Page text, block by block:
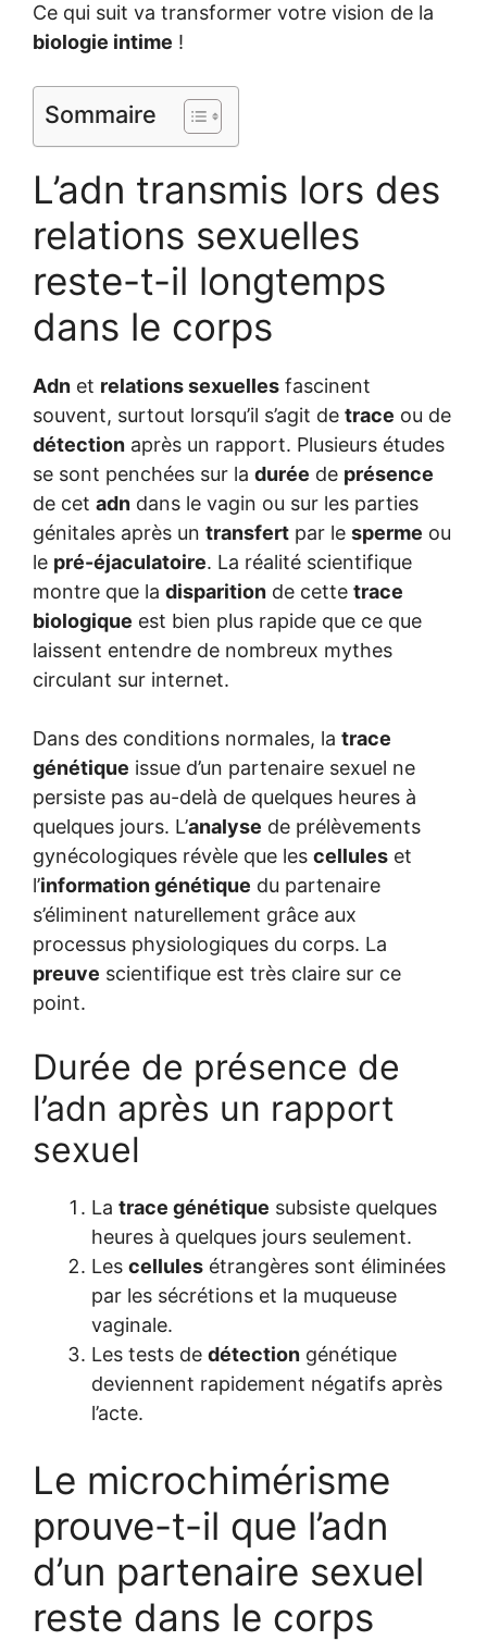
Ce qui suit va transformer votre vision de la
biologie intime !
Sommaire
L’adn transmis lors des
relations sexuelles
reste-t-il longtemps
dans le corps
Adn et relations sexuelles fascinent
souvent, surtout lorsqu’il s’agit de trace ou de
détection après un rapport. Plusieurs études
se sont penchées sur la durée de présence
de cet adn dans le vagin ou sur les parties
génitales après un transfert par le sperme ou
le pré-éjaculatoire. La réalité scientifique
montre que la disparition de cette trace
biologique est bien plus rapide que ce que
laissent entendre de nombreux mythes
circulant sur internet.
Dans des conditions normales, la trace
génétique issue d’un partenaire sexuel ne
persiste pas au-delà de quelques heures à
quelques jours. L’analyse de prélèvements
gynécologiques révèle que les cellules et
l’information génétique du partenaire
s’éliminent naturellement grâce aux
processus physiologiques du corps. La
preuve scientifique est très claire sur ce
point.
Durée de présence de
l’adn après un rapport
sexuel
La trace génétique subsiste quelques
heures à quelques jours seulement.
Les cellules étrangères sont éliminées
par les sécrétions et la muqueuse
vaginale.
Les tests de détection génétique
deviennent rapidement négatifs après
l’acte.
Le microchimérisme
prouve-t-il que l’adn
d’un partenaire sexuel
reste dans le corps